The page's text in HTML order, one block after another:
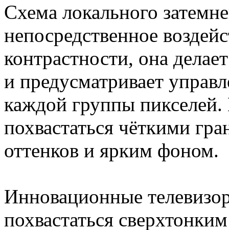
Схема локального
непосредственное
контрастности, она
и предусматривает
каждой группы пикселей.
похвастаться чёткими
оттенков и ярким фоном.
Инновационные
похвастаться